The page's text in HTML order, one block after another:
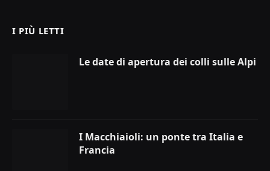
I PIÙ LETTI
Le date di apertura dei colli sulle Alpi
I Macchiaioli: un ponte tra Italia e
Francia